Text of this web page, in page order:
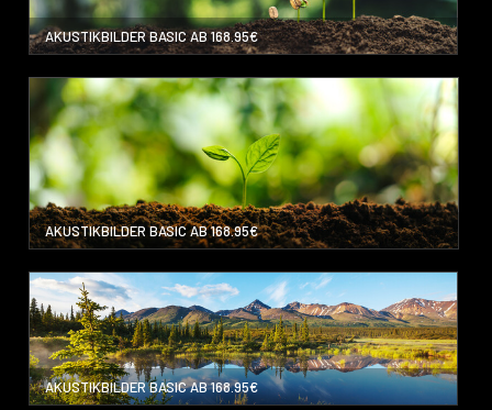
AKUSTIKBILDER BASIC AB 168.95€
AKUSTIKBILDER BASIC AB 168.95€
AKUSTIKBILDER BASIC AB 168.95€